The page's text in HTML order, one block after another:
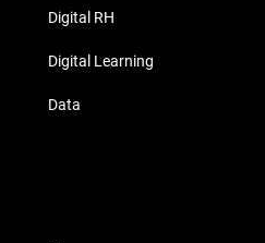
Digital RH
Digital Learning
Data